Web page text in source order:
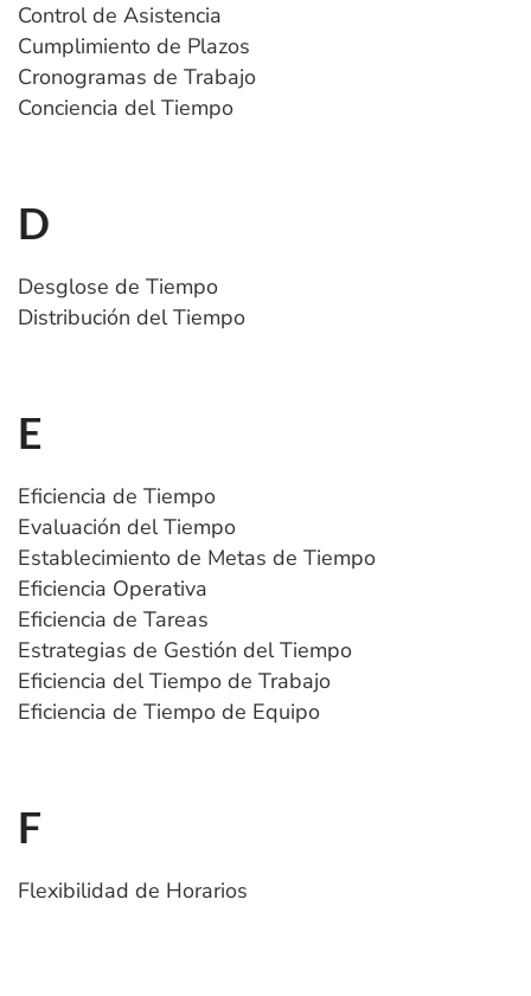
Control de Asistencia
Cumplimiento de Plazos
Cronogramas de Trabajo
Conciencia del Tiempo
D
Desglose de Tiempo
Distribución del Tiempo
E
Eficiencia de Tiempo
Evaluación del Tiempo
Establecimiento de Metas de Tiempo
Eficiencia Operativa
Eficiencia de Tareas
Estrategias de Gestión del Tiempo
Eficiencia del Tiempo de Trabajo
Eficiencia de Tiempo de Equipo
F
Flexibilidad de Horarios